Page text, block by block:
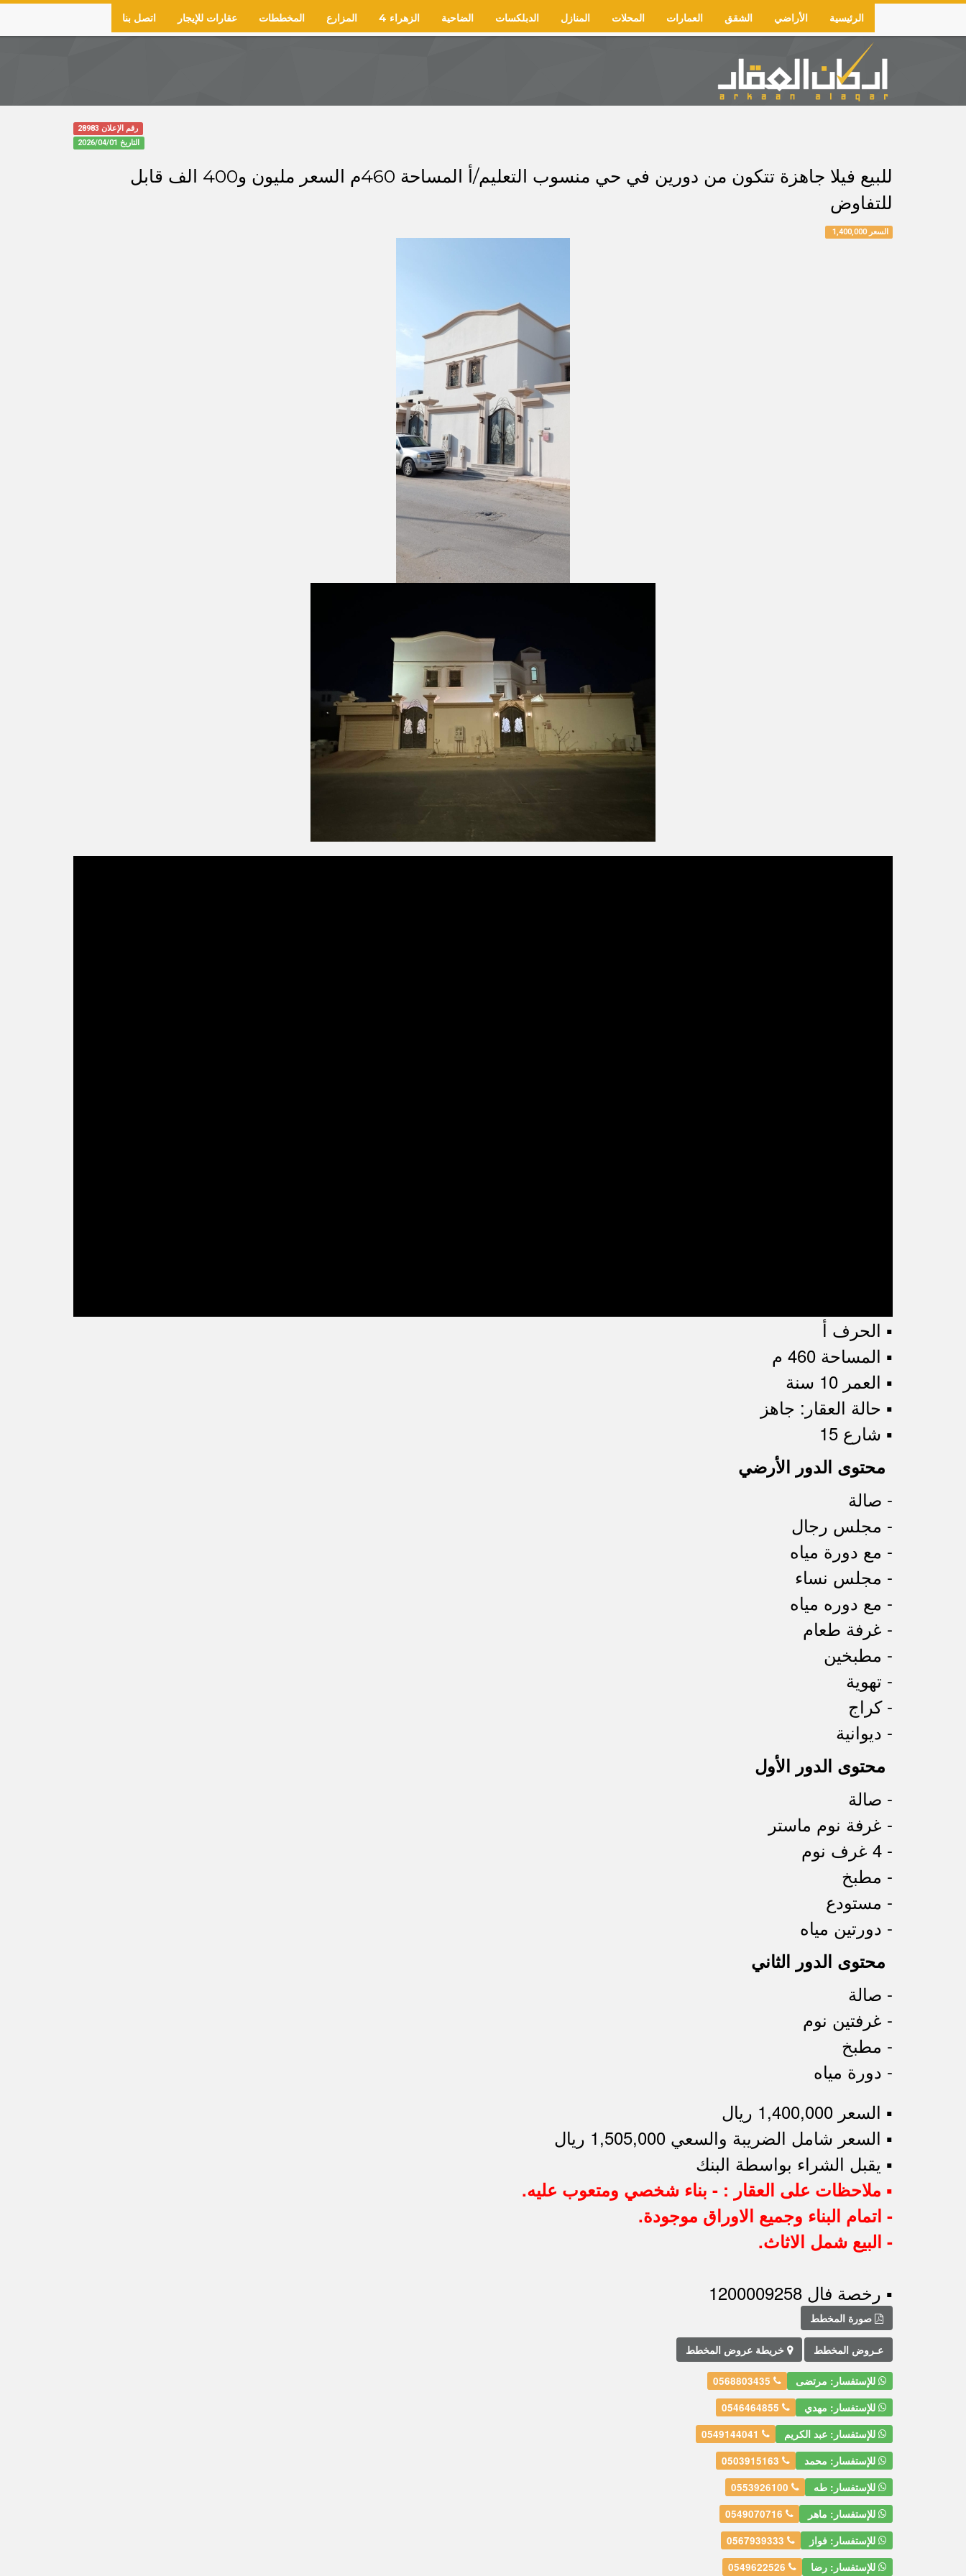
Skip
main
Main
navigation
اتصل بنا عقارات للإيجار المخططات المزارع الزهراء 4 الضاحية الدبلكسات المنازل المحلات العمارات الشقق الأراضي الرئيسية
رقم الإعلان 28983
التاريخ 2026/04/01
للبيع فيلا جاهزة تتكون من دورين في حي منسوب التعليم/أ المساحة 460م السعر مليون و400 الف قابل
للتفاوض
السعر 1,400,000
▪︎ الحرف أ
▪︎ المساحة 460 م
▪︎ العمر 10 سنة
▪︎ حالة العقار: جاهز
▪︎ شارع 15
محتوى الدور الأرضي
- صالة
- مجلس رجال
- مع دورة مياه
- مجلس نساء
- مع دوره مياه
- غرفة طعام
- مطبخين
- تهوية
- كراج
- ديوانية
محتوى الدور الأول
- صالة
- غرفة نوم ماستر
- 4 غرف نوم
- مطبخ
- مستودع
- دورتين مياه
محتوى الدور الثاني
- صالة
- غرفتين نوم
- مطبخ
- دورة مياه
▪︎ السعر 1,400,000 ريال
▪︎ السعر شامل الضريبة والسعي 1,505,000 ريال
▪︎ يقبل الشراء بواسطة البنك
▪︎ ملاحظات على العقار : - بناء شخصي ومتعوب عليه.
- اتمام البناء وجميع الاوراق موجودة.
- البيع شمل الاثاث.
▪︎ رخصة فال 1200009258
صورة المخطط
عـروض المخطط خريطة عروض المخطط
للإستفسار: مرتضى
للإستفسار: مهدي
للإستفسار: عبد الكريم
للإستفسار: محمد
للإستفسار: طه
للإستفسار: ماهر
للإستفسار: فواز
للإستفسار: رضا